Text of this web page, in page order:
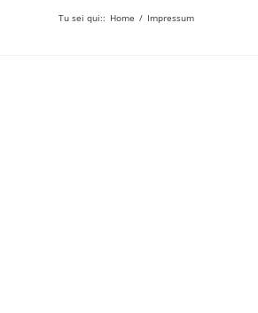
Tu sei qui:: Home / Impressum